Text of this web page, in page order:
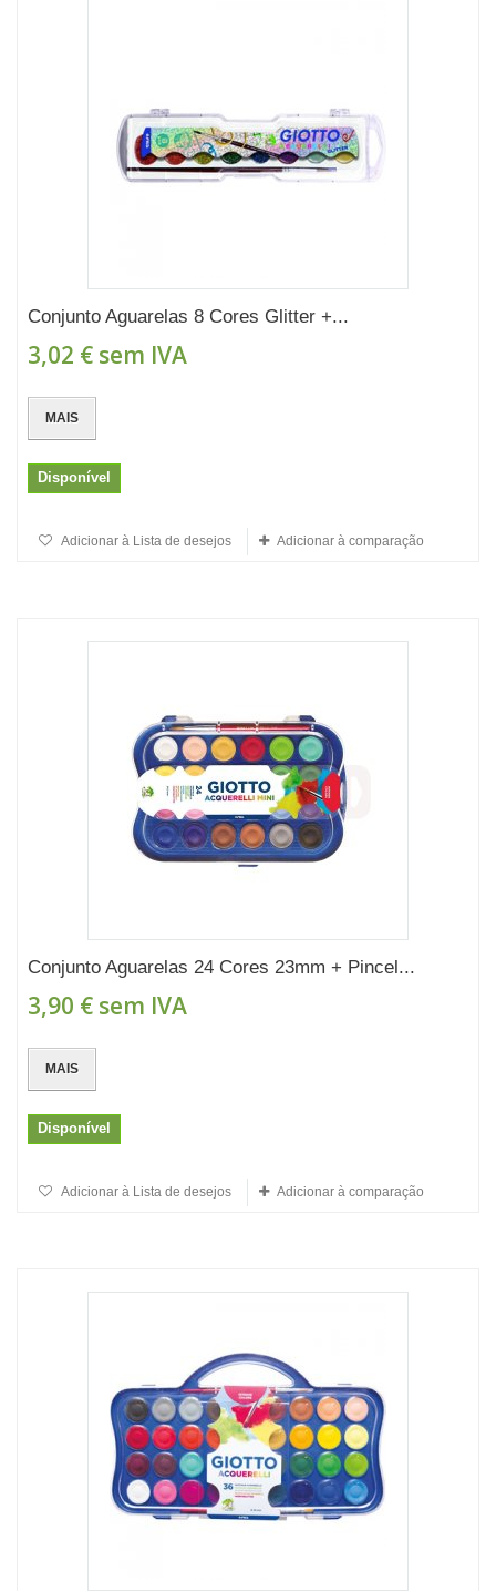
Conjunto Aguarelas 8 Cores Glitter +...
3,02 € sem IVA
MAIS
Disponível
Adicionar à Lista de desejos Adicionar à comparação
Conjunto Aguarelas 24 Cores 23mm + Pincel...
3,90 € sem IVA
MAIS
Disponível
Adicionar à Lista de desejos Adicionar à comparação